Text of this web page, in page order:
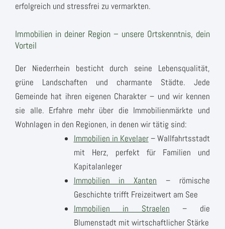
erfolgreich und stressfrei zu vermarkten.
Immobilien in deiner Region – unsere Ortskenntnis, dein
Vorteil
Der Niederrhein besticht durch seine Lebensqualität,
grüne Landschaften und charmante Städte. Jede
Gemeinde hat ihren eigenen Charakter – und wir kennen
sie alle. Erfahre mehr über die Immobilienmärkte und
Wohnlagen in den Regionen, in denen wir tätig sind:
Immobilien in Kevelaer– Wallfahrtsstadt
mit Herz, perfekt für Familien und
Kapitalanleger
Immobilien in Xanten – römische
Geschichte trifft Freizeitwert am See
Immobilien in Straelen – die
Blumenstadt mit wirtschaftlicher Stärke